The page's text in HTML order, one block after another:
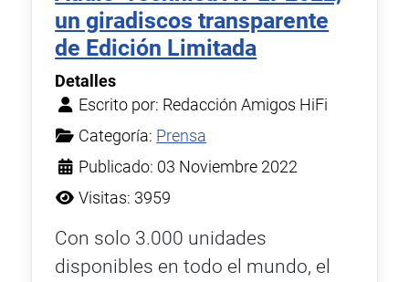
un giradiscos transparente
de Edición Limitada
Detalles
Escrito por: Redacción Amigos HiFi
Categoría: Prensa
Publicado: 03 Noviembre 2022
Visitas: 3959
Con solo 3.000 unidades
disponibles en todo el mundo, el